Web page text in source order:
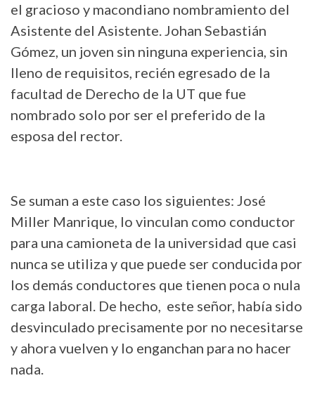
el gracioso y macondiano nombramiento del
Asistente del Asistente. Johan Sebastián
Gómez, un joven sin ninguna experiencia, sin
lleno de requisitos, recién egresado de la
facultad de Derecho de la UT que fue
nombrado solo por ser el preferido de la
esposa del rector.
Se suman a este caso los siguientes: José
Miller Manrique, lo vinculan como conductor
para una camioneta de la universidad que casi
nunca se utiliza y que puede ser conducida por
los demás conductores que tienen poca o nula
carga laboral. De hecho, este señor, había sido
desvinculado precisamente por no necesitarse
y ahora vuelven y lo enganchan para no hacer
nada.